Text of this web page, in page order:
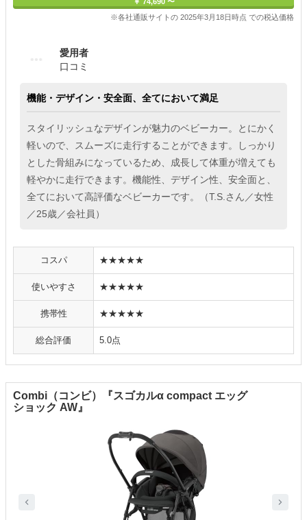
※各社通販サイトの 2025年3月18日時点 での税込価格
愛用者
口コミ
機能・デザイン・安全面、全てにおいて満足
スタイリッシュなデザインが魅力のベビーカー。とにかく
軽いので、スムーズに走行することができます。しっかり
とした骨組みになっているため、成長して体重が増えても
軽やかに走行できます。機能性、デザイン性、安全面と、
全てにおいて高評価なベビーカーです。（T.S.さん／女性
／25歳／会社員）
コスパ ★★★★★
使いやすさ ★★★★★
携帯性 ★★★★★
総合評価 5.0点
Combi（コンビ）『スゴカルα compact エッグ
ショック AW』